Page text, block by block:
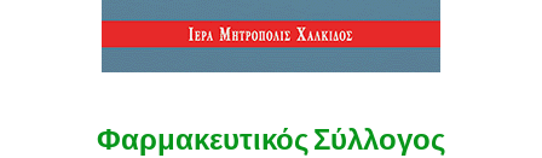
Φαρμακευτικός Σύλλογος